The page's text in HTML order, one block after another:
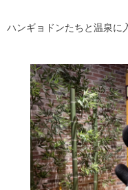
ハンギョドンたちと温泉